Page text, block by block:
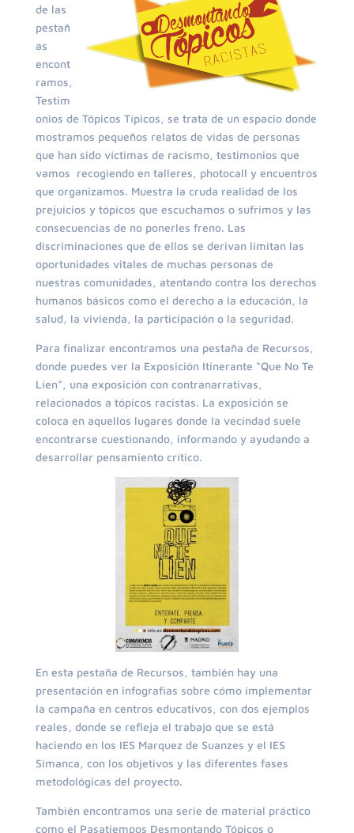
de las
pestañ
as
encont
ramos,
Testim
onios de Tópicos Típicos, se trata de un espacio donde
mostramos pequeños relatos de vidas de personas
que han sido víctimas de racismo, testimonios que
vamos recogiendo en talleres, photocall y encuentros
que organizamos. Muestra la cruda realidad de los
prejuicios y tópicos que escuchamos o sufrimos y las
consecuencias de no ponerles freno. Las
discriminaciones que de ellos se derivan limitan las
oportunidades vitales de muchas personas de
nuestras comunidades, atentando contra los derechos
humanos básicos como el derecho a la educación, la
salud, la vivienda, la participación o la seguridad.
Para finalizar encontramos una pestaña de Recursos,
donde puedes ver la Exposición Itinerante “Que No Te
Líen”, una exposición con contranarrativas,
relacionados a tópicos racistas. La exposición se
coloca en aquellos lugares donde la vecindad suele
encontrarse cuestionando, informando y ayudando a
desarrollar pensamiento crítico.
En esta pestaña de Recursos, también hay una
presentación en infografías sobre cómo implementar
la campaña en centros educativos, con dos ejemplos
reales, donde se refleja el trabajo que se está
haciendo en los IES Marquez de Suanzes y el IES
Simanca, con los objetivos y las diferentes fases
metodológicas del proyecto.
También encontramos una serie de material práctico
como el Pasatiempos Desmontando Tópicos o